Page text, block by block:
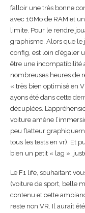
falloir une très bonne
avec 16Mo de RAM et
limite. Pour le rendre
graphisme. Alors que le
config, est loin d’égaler
être une incompatibilité
nombreuses heures de
« très bien optimisé en
ayons été dans cette
décuplées.
voiture amène
peu flatteur
tous les tests en vr). Et
bien un petit « lag »,
Le F1 life, souhaitant
(voiture de sport, belle
contenu et cette
reste non VR. Il aurait